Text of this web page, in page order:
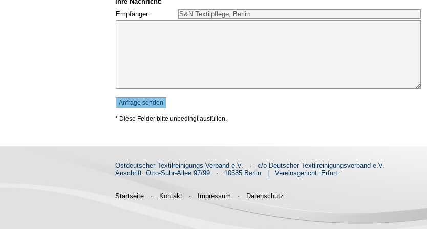
Empfänger:
* Diese Felder bitte unbedingt ausfüllen.
Ostdeutscher Textilreinigungs-Verband e.V. ·
c/o Deutscher Textilreinigungsverband e.V.
Anschrift: Otto-Suhr-Allee 97/99
· 10585 Berlin Vereinsgericht: Erfurt
Startseite · Kontakt · Impressum · Datenschutz